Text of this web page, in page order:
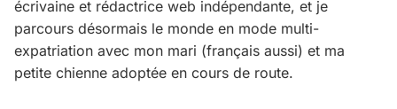
écrivaine et rédactrice web indépendante, et je
parcours désormais le monde en mode multi-
expatriation avec mon mari (français aussi) et ma
petite chienne adoptée en cours de route.